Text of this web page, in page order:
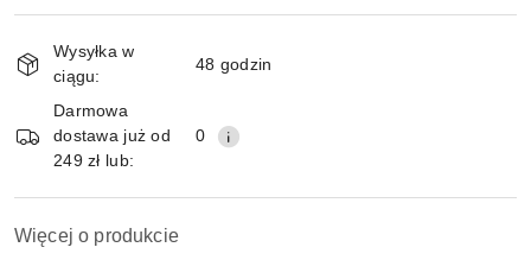
Wyślij
dostawa
Wysyłka w
ciągu:
48 godzin
Darmowa
dostawa już od
249 zł lub:
0
Więcej o produkcie